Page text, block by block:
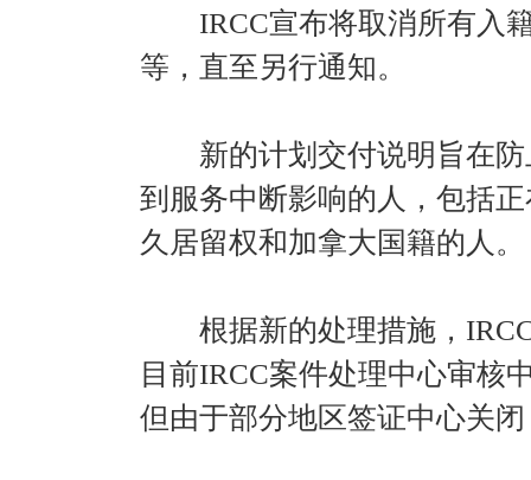
IRCC宣布将取消所有入籍
等，直至另行通知。
新的计划交付说明旨在防
到服务中断影响的人，包括
久居留权和加拿大国籍的人。
根据新的处理措施，IRCC
目前IRCC案件处理中心审核
但由于部分地区签证中心关